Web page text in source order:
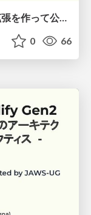
AWS Amplify Gen2向けのVSCode拡張を作って公開してみた話/lts-techday-2024
0 66